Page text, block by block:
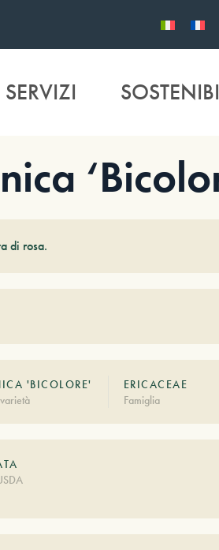
SERVIZI
di rosa.
'BICOLORE'
ERICACEAE
Famiglia